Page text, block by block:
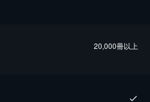
20,000冊以上